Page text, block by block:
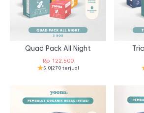
Quad Pack All Night
Rp122.500
5.0|270 terjual